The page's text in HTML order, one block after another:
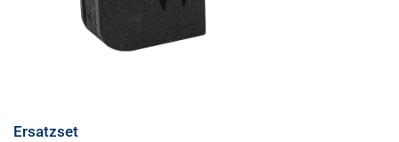
Ersatzset